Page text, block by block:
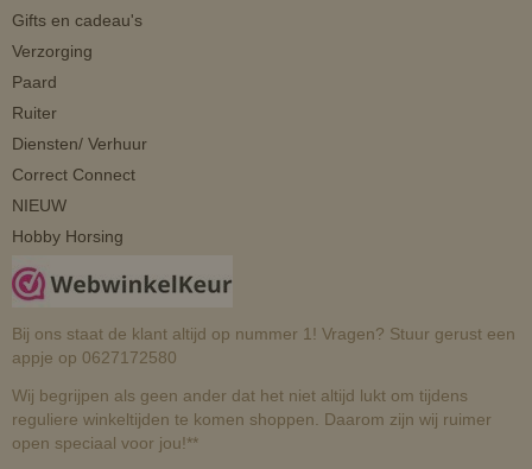
Gifts en cadeau's
Verzorging
Paard
Ruiter
Diensten/ Verhuur
Correct Connect
NIEUW
Hobby Horsing
Bij ons staat de klant altijd op nummer 1! Vragen? Stuur gerust een
appje op 0627172580
Wij begrijpen als geen ander dat het niet altijd lukt om tijdens
reguliere winkeltijden te komen shoppen. Daarom zijn wij ruimer
open speciaal voor jou!**